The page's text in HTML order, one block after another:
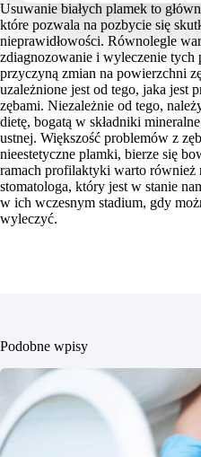
Usuwanie białych plamek to
które pozwala na pozbycie się
nieprawidłowości. Równolegle
zdiagnozowanie i wyleczenie tych
przyczyną zmian na powierzchni
uzależnione jest od tego, jaka jest
zębami. Niezależnie od tego,
dietę, bogatą w składniki
ustnej. Większość problemów z
nieestetyczne plamki, bierze się
ramach profilaktyki warto również
stomatologa, który jest w stanie
w ich wczesnym stadium, gdy
wyleczyć.
Podobne wpisy